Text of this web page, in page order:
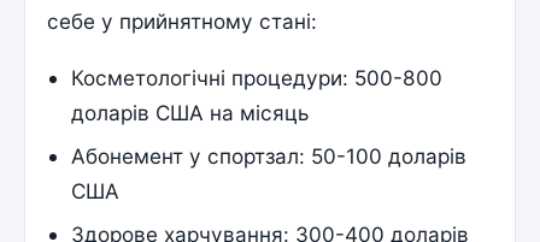
себе у прийнятному стані:
Косметологічні процедури: 500-800
доларів США на місяць
Абонемент у спортзал: 50-100 доларів
США
Здорове харчування: 300-400 доларів